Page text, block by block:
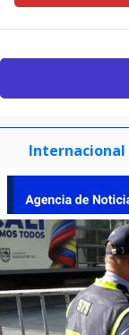
Internacional